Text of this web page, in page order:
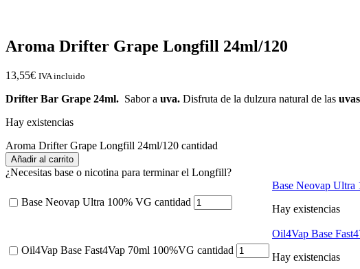
Aroma Drifter Grape Longfill 24ml/120
13,55€ IVA incluido
Drifter Bar Grape 24ml. Sabor a uva. Disfruta de la dulzura natural de las uvas
Hay existencias
Aroma Drifter Grape Longfill 24ml/120 cantidad
Añadir al carrito
¿Necesitas base o nicotina para terminar el Longfill?
Base Neovap Ultra 100% VG cantidad
Base Neovap Ultra
Hay existencias
Oil4Vap Base Fast4Vap 70ml 100%VG cantidad
Oil4Vap Base
Hay existencias